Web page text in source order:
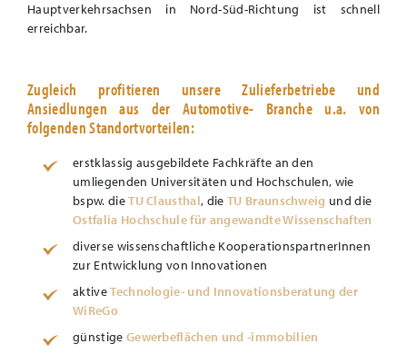
Hauptverkehrsachsen in Nord-Süd-Richtung ist schnell
erreichbar.
Zugleich profitieren unsere Zulieferbetriebe und
Ansiedlungen aus der Automotive- Branche u.a. von
folgenden Standortvorteilen:
erstklassig ausgebildete Fachkräfte an den
umliegenden Universitäten und Hochschulen, wie
bspw. dieTU Clausthal, die TU Braunschweig und die
Ostfalia Hochschule für angewandte Wissenschaften
diverse wissenschaftliche KooperationspartnerInnen
zur Entwicklung von Innovationen
aktiveTechnologie- und Innovationsberatung der
WiReGo
günstige Gewerbeflächen und -immobilien